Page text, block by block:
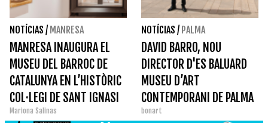
NOTÍCIAS / MANRESA
MANRESA INAUGURA EL
MUSEU DEL BARROC DE
CATALUNYA EN L’HISTÒRIC
COL·LEGI DE SANT IGNASI
Mariona Salinas
NOTÍCIAS / PALMA
DAVID BARRO, NOU
DIRECTOR D'ES BALUARD
MUSEU D’ART
CONTEMPORANI DE PALMA
bonart